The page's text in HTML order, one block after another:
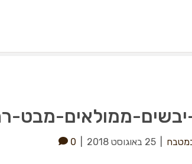
יבשים-ממולאים-מבט-
25 באוגוסט 2018 0